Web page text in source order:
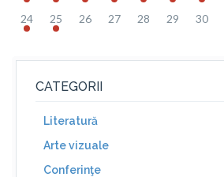
24 25 26 27 28 29 30
CATEGORII
Literatură
Arte vizuale
Conferinţe